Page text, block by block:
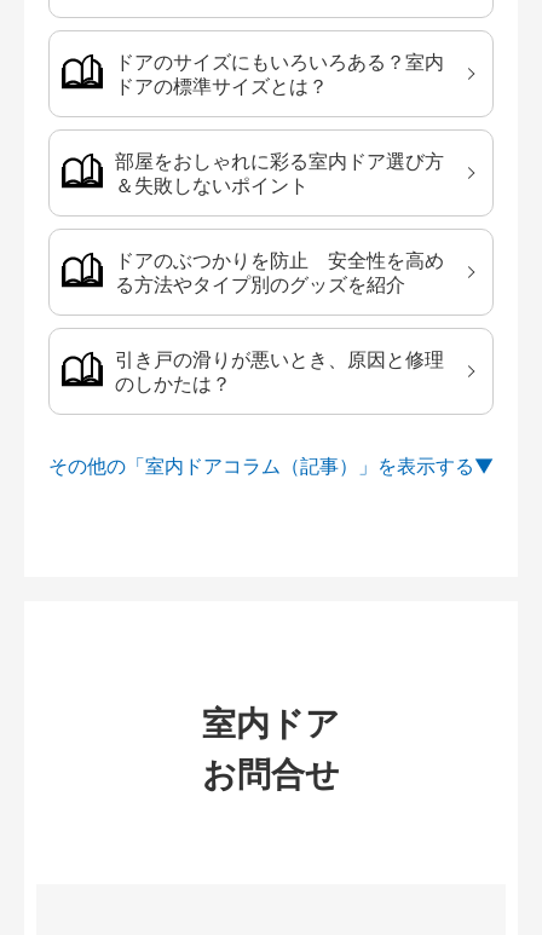
ドアのサイズにもいろいろある？室内
ドアの標準サイズとは？
部屋をおしゃれに彩る室内ドア選び方
＆失敗しないポイント
ドアのぶつかりを防止 安全性を高め
る方法やタイプ別のグッズを紹介
引き戸の滑りが悪いとき、原因と修理
のしかたは？
その他の「室内ドアコラム（記事）」を
室内ドア
お問合せ